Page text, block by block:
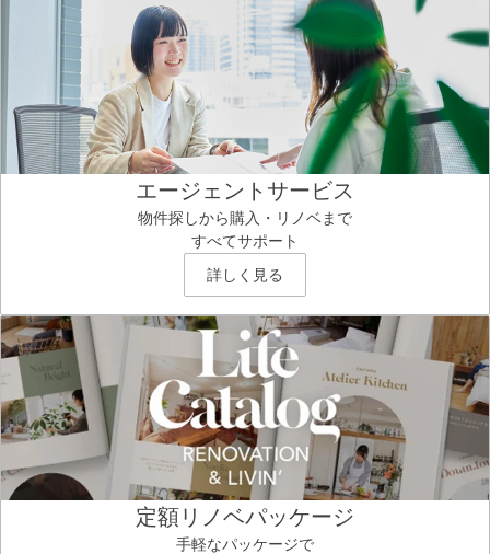
エージェントサービス
物件探しから購入・リノベまで
すべてサポート
詳しく見る
定額リノベパッケージ
手軽なパッケージで